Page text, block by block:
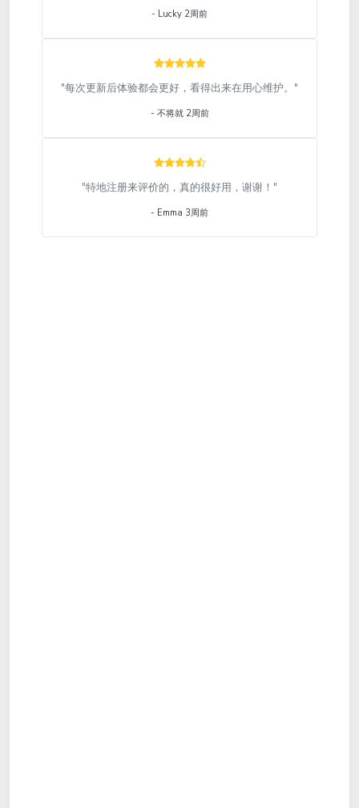
- Lucky 2周前
"每次更新后体验都会更好，看得出来在用心维护。"
- 不将就 2周前
"特地注册来评价的，真的很好用，谢谢！"
- Emma 3周前